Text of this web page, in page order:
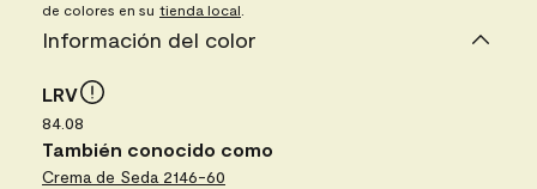
de colores en su tienda local
Información del color
LRV
84.08
También conocido como
Crema de Seda 2146-60